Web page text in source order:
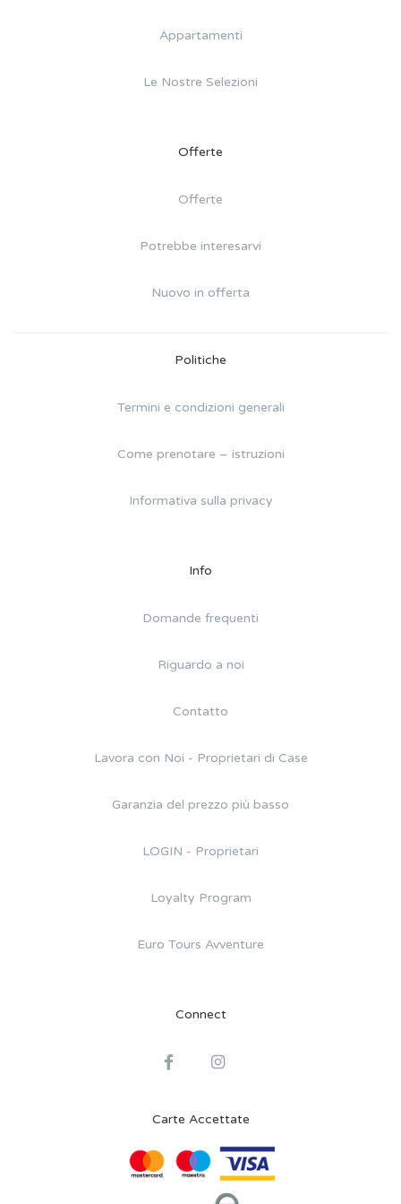
Appartamenti
Le Nostre Selezioni
Offerte
Offerte
Potrebbe interesarvi
Nuovo in offerta
Politiche
Termini e condizioni generali
Come prenotare – istruzioni
Informativa sulla privacy
Info
Domande frequenti
Riguardo a noi
Contatto
Lavora con Noi - Proprietari di Case
Garanzia del prezzo più basso
LOGIN - Proprietari
Loyalty Program
Euro Tours Avventure
Connect
Carte Accettate